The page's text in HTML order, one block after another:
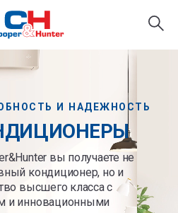
И НАДЕЖНОСТЬ
вы получаете не
кондиционер, но и
высшего класса с
и инновационными